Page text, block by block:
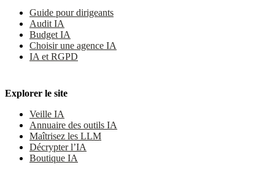
Guide pour dirigeants
Audit IA
Budget IA
Choisir une agence IA
IA et RGPD
Explorer le site
Veille IA
Annuaire des outils IA
Maîtrisez les LLM
Décrypter l’IA
Boutique IA